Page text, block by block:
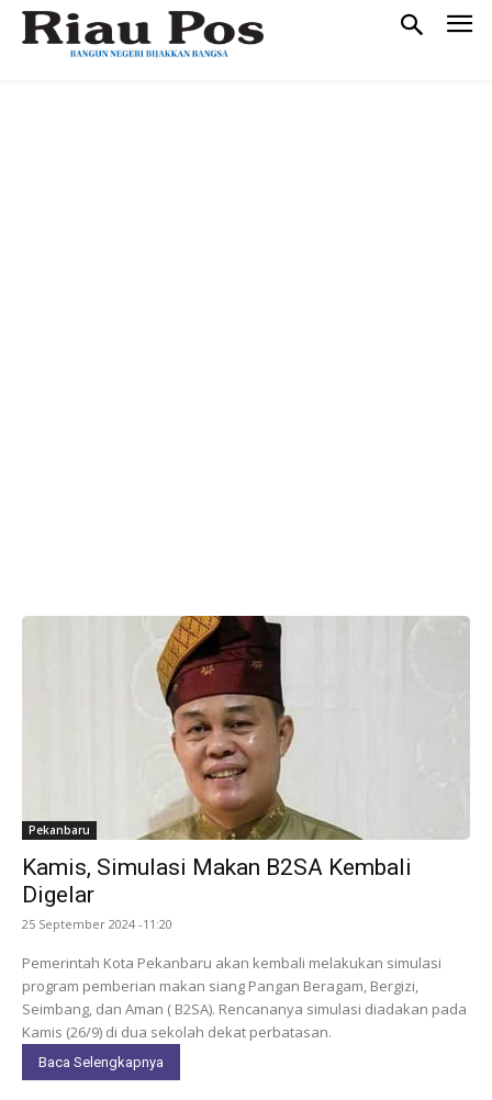
Pekanbaru
Kamis, Simulasi Makan B2SA Kembali
Digelar
25 September 2024 -11:20
Pemerintah Kota Pekanbaru akan kembali melakukan simulasi
program pemberian makan siang Pangan Beragam, Bergizi,
Seimbang, dan Aman ( B2SA). Rencananya simulasi diadakan pada
Kamis (26/9) di dua sekolah dekat perbatasan.
Baca Selengkapnya